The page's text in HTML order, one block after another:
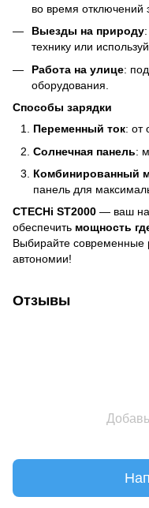
во время отключений
Выезды на природу
технику или
Работа на улице:
оборудования.
Способы зарядки
Переменный ток: от
Солнечная панель:
Комбинированный
панель для
CTECHi ST2000 — ваш
обеспечить мощность
Выбирайте современные
автономии!
Отзывы